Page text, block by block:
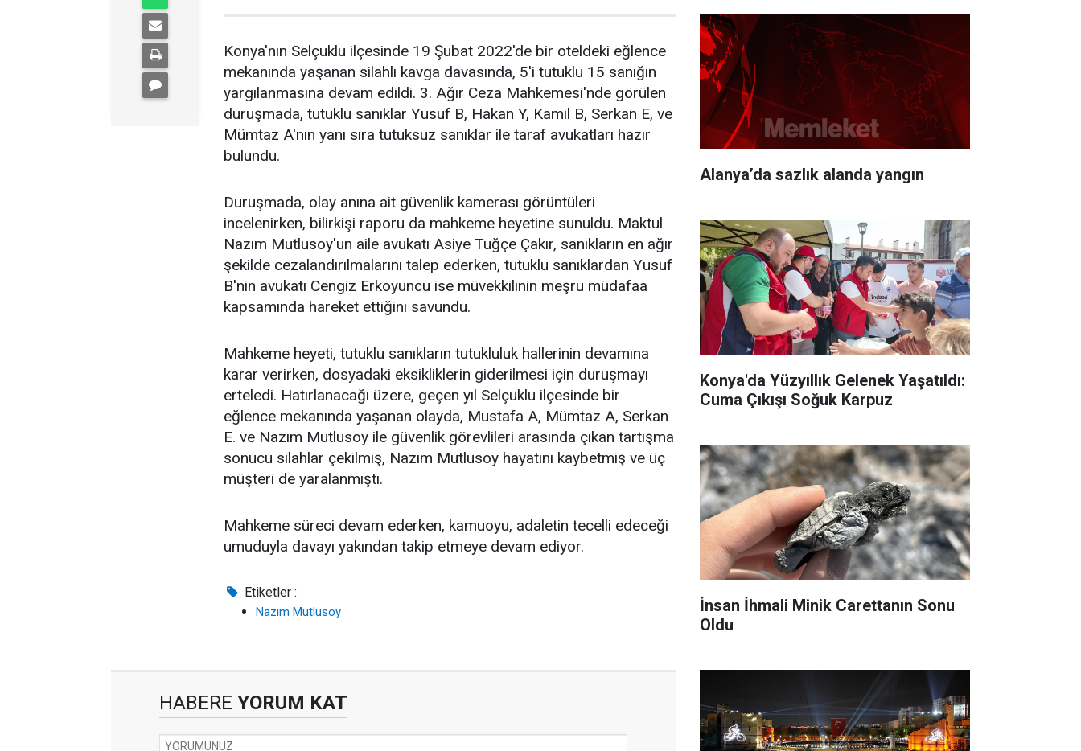
Konya'nın Selçuklu ilçesinde 19 Şubat 2022'de bir oteldeki eğlence
mekanında yaşanan silahlı kavga davasında, 5'i tutuklu 15 sanığın
yargılanmasına devam edildi. 3. Ağır Ceza Mahkemesi'nde görülen
duruşmada, tutuklu sanıklar Yusuf B, Hakan Y, Kamil B, Serkan E, ve
Mümtaz A'nın yanı sıra tutuksuz sanıklar ile taraf avukatları hazır
bulundu.
Duruşmada, olay anına ait güvenlik kamerası görüntüleri
incelenirken, bilirkişi raporu da mahkeme heyetine sunuldu. Maktul
Nazım Mutlusoy'un aile avukatı Asiye Tuğçe Çakır, sanıkların en ağır
şekilde cezalandırılmalarını talep ederken, tutuklu sanıklardan Yusuf
B'nin avukatı Cengiz Erkoyuncu ise müvekkilinin meşru müdafaa
kapsamında hareket ettiğini savundu.
Mahkeme heyeti, tutuklu sanıkların tutukluluk hallerinin devamına
karar verirken, dosyadaki eksikliklerin giderilmesi için duruşmayı
erteledi. Hatırlanacağı üzere, geçen yıl Selçuklu ilçesinde bir
eğlence mekanında yaşanan olayda, Mustafa A, Mümtaz A, Serkan
E. ve Nazım Mutlusoy ile güvenlik görevlileri arasında çıkan tartışma
sonucu silahlar çekilmiş, Nazım Mutlusoy hayatını kaybetmiş ve üç
müşteri de yaralanmıştı.
Mahkeme süreci devam ederken, kamuoyu, adaletin tecelli edeceği
umuduyla davayı yakından takip etmeye devam ediyor.
Etiketler :
Nazım Mutlusoy
HABERE YORUM KAT
Alanya’da sazlık alanda yangın
Konya'da Yüzyıllık Gelenek Yaşatıldı:
Cuma Çıkışı Soğuk Karpuz
İnsan İhmali Minik Carettanın Sonu
Oldu